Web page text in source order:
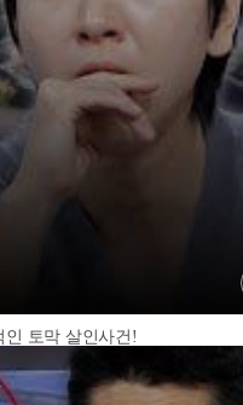
인 토막 살인사건!